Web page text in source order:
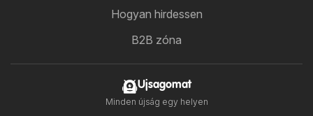
Hogyan hirdessen
B2B zóna
Ujsagomat
Minden újság egy helyen